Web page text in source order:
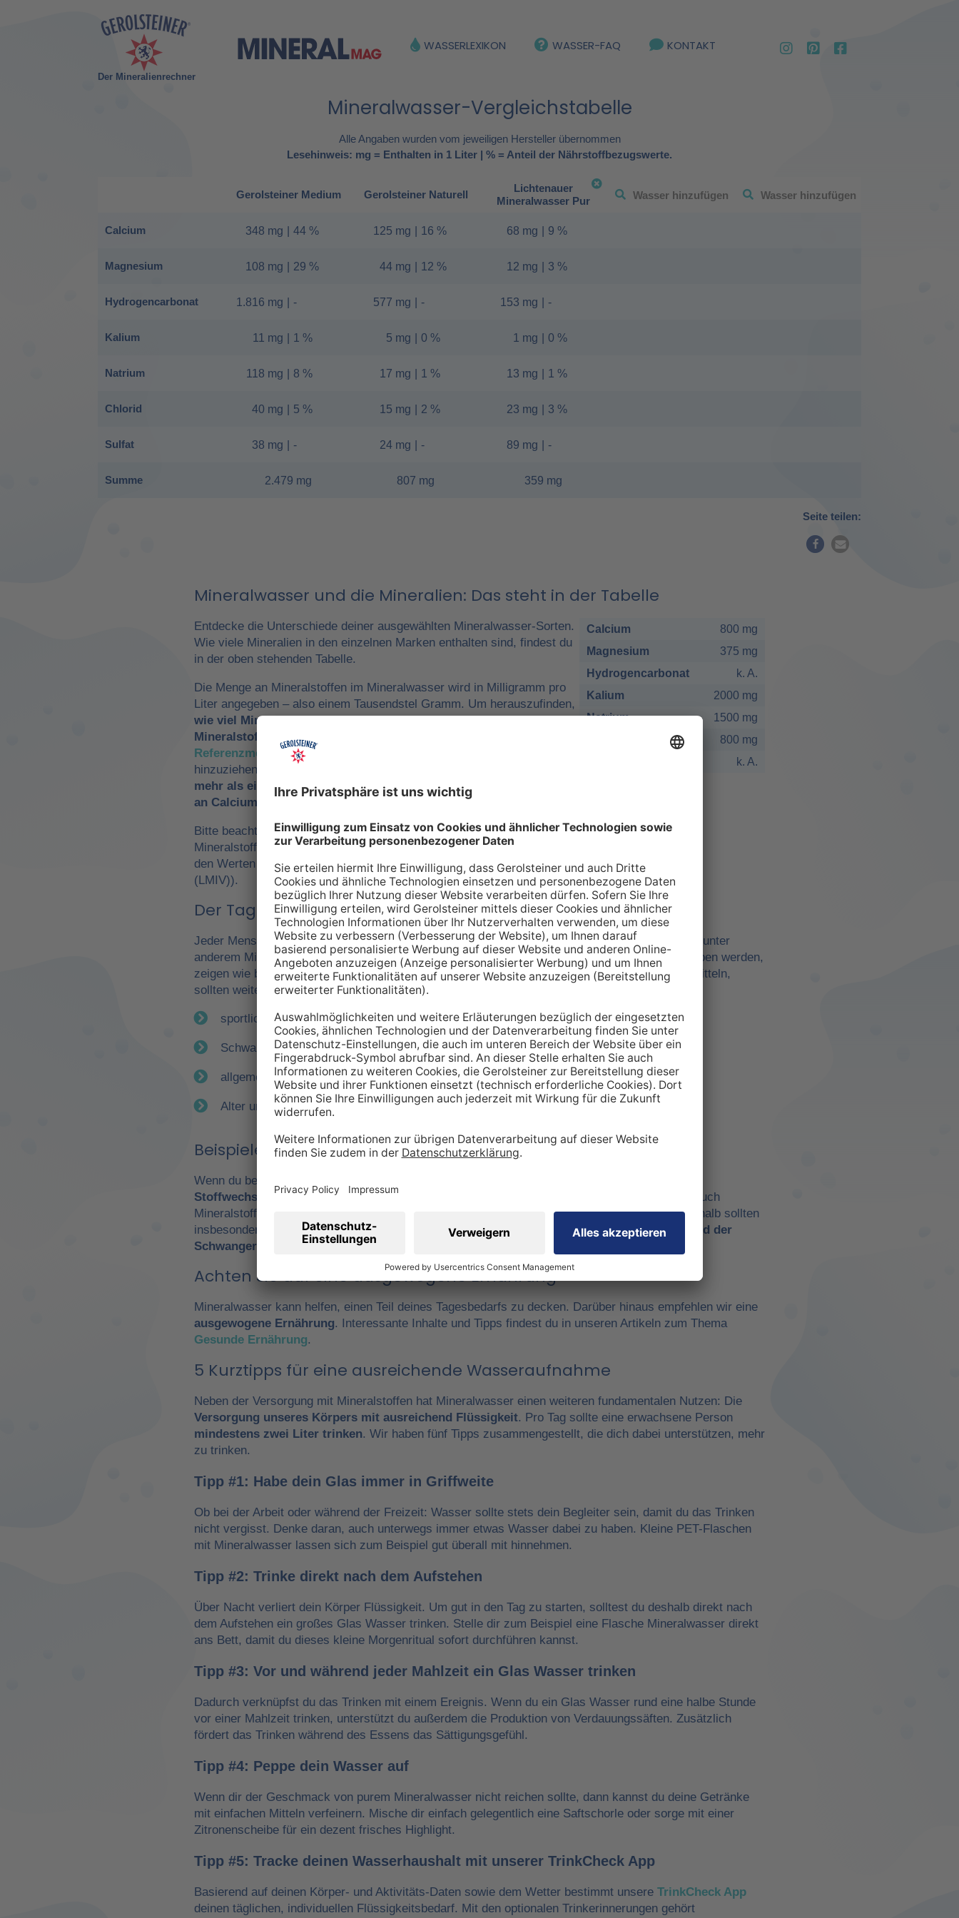
Der Mineralienrechner
WASSERLEXIKON WASSER-FAQ KONTAKT
Mineralwasser-Vergleichstabelle
Alle Angaben wurden vom jeweiligen Hersteller übernommen
Lesehinweis: mg = Enthalten in 1 Liter | % = Anteil der Nährstoffbezugswerte.
Calcium
Magnesium
Hydrogencarbonat
Kalium
Natrium
Chlorid
Sulfat
Summe
Gerolsteiner Medium
348 mg 44 %
108 mg 29 %
1.816 mg -
11 mg 1 %
118 mg 8 %
40 mg 5 %
38 mg -
2.479 mg
Gerolsteiner Naturell
125 mg 16 %
44 mg 12 %
577 mg -
5 mg 0 %
17 mg 1 %
15 mg 2 %
24 mg -
807 mg
Lichtenauer
Mineralwasser Pur
68 mg 9 %
12 mg 3 %
153 mg -
1 mg 0 %
13 mg 1 %
23 mg 3 %
89 mg -
359 mg
Seite teilen:
Mineralwasser und die Mineralien: Das steht in der Tabelle
Entdecke die Unterschiede deiner ausgewählten Mineralwasser-Sorten.
Wie viele Mineralien in den einzelnen Marken enthalten sind, findest du
in der oben stehenden Tabelle.
Die Menge an Mineralstoffen im Mineralwasser wird in Milligramm pro
Liter angegeben – also einem Tausendstel Gramm. Um herauszufinden,
wie viel Mineralwasser man für eine ausreichende
Mineralstoffzufuhrzu sich nehmen muss, kann man die
Referenzmengen für die tägliche Zufuhr von Mineralstoffen
hinzuziehen. So würde zum Beispiel
mehr als ein Drittel des empfohlenen Nährstoffbezugwerts (NRV)
an Calcium und Magnesium
Bitte beachte, dass es sich bei den Angaben in der Tabelle zu den
Mineralstoffen um Referenzwertehandelt. Wir orientieren uns dabei an
den Werten der Europäischen Union (EU-Verordnung Nr. 1169/2011
(LMIV)).
Calcium
800 mg
Magnesium
375 mg
Hydrogencarbonat
k. A.
Kalium
2000 mg
Natrium
1500 mg
800 mg
k. A.
Der Tagesbedarf an Mineralien – so individuell wie Sie selbst
Jeder Mensch hat einen individuellen Bedarf an Mineralstoffen, der über verschiedene Quellen, unter
anderem Mineralwasser, gedeckt werden kann. Die Inhaltsstoffe, die in unserer Tabelle angegeben werden,
zeigen wie bereits erwähnt lediglich einen Richtwert. Um den tatsächlichen Tagesbedarf zu ermitteln,
sollten weitere Faktoren miteinbezogen werden:
sportliche Betätigung
Schwangerschaft
allgemeiner Gesundheitszustand
Alter und Geschlecht
Beispiele für einen Mehrbedarf an Mineralstoffen
Wenn du beispielsweise viel
Stoffwechsel
. Daraus ergibt sich ein höherer Bedarf an Nährstoffen wie Vitaminen aber eben auch
Mineralstoffen. Gerade Natrium, Calcium oder Magnesium sind in diesem Kontext wichtig. Deshalb sollten
insbesondere Leistungssportler auf eine ausreichende Zufuhr achtgeben. Ebenso ist eswährend der
Schwangerschaft
wichtig, den veränderten Bedarf zu berücksichtigen.
Achten Sie auf eine ausgewogene Ernährung
Mineralwasser kann helfen, einen Teil deines Tagesbedarfs zu decken. Darüber hinaus empfehlen wir eine
ausgewogene Ernährung. Interessante Inhalte und Tipps findest du in unseren Artikeln zum Thema
Gesunde Ernährung.
5 Kurztipps für eine ausreichende Wasseraufnahme
Neben der Versorgung mit Mineralstoffen hat Mineralwasser einen weiteren fundamentalen Nutzen: Die
Versorgung unseres Körpers mit ausreichend Flüssigkeit. Pro Tag sollte eine erwachsene Person
mindestens zwei Liter trinken. Wir haben fünf Tipps zusammengestellt, die dich dabei unterstützen, mehr
zu trinken.
Tipp #1: Habe dein Glas immer in Griffweite
Ob bei der Arbeit oder während der Freizeit: Wasser sollte stets dein Begleiter sein, damit du das Trinken
nicht vergisst. Denke daran, auch unterwegs immer etwas Wasser dabei zu haben. Kleine PET-Flaschen
mit Mineralwasser lassen sich zum Beispiel gut überall mit hinnehmen.
Tipp #2: Trinke direkt nach dem Aufstehen
Über Nacht verliert dein Körper Flüssigkeit. Um gut in den Tag zu starten, solltest du deshalb direkt nach
dem Aufstehen ein großes Glas Wasser trinken. Stelle dir zum Beispiel eine Flasche Mineralwasser direkt
ans Bett, damit du dieses kleine Morgenritual sofort durchführen kannst.
Tipp #3: Vor und während jeder Mahlzeit ein Glas Wasser trinken
Dadurch verknüpfst du das Trinken mit einem Ereignis. Wenn du ein Glas Wasser rund eine halbe Stunde
vor einer Mahlzeit trinken, unterstützt du außerdem die Produktion von Verdauungssäften. Zusätzlich
fördert das Trinken während des Essens das Sättigungsgefühl.
Tipp #4: Peppe dein Wasser auf
Wenn dir der Geschmack von purem Mineralwasser nicht reichen sollte, dann kannst du deine Getränke
mit einfachen Mitteln verfeinern. Mische dir einfach gelegentlich eine Saftschorle oder sorge mit einer
Zitronenscheibe für ein dezent frisches Highlight.
Tipp #5: Tracke deinen Wasserhaushalt mit unserer TrinkCheck App
Basierend auf deinen Körper- und Aktivitäts-Daten sowie dem Wetter bestimmt unsere TrinkCheck App
deinen täglichen, individuellen Flüssigkeitsbedarf. Mit den optionalen Trinkerinnerungen gehört